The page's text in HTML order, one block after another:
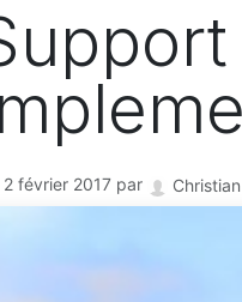
2 février 2017 par